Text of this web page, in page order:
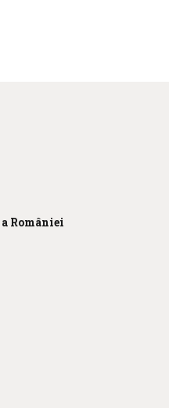
a României